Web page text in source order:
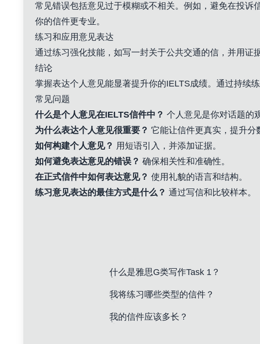
常见错误包括意见过于模糊或不相关。例如，避免在投
你的信件更专业。
练习和应用意见表达
通过练习强化技能，如写一封关于公共交通的信，并用证
结论
掌握表达个人意见能显著提升你的IELTS成绩。通过持续
常见问题
什么是个人意见在IELTS信件中？ 个人意见是你对话题的
为什么表达个人意见很重要？ 它能让信件更真实，提升分
如何构建个人意见？ 用短语引入，并添加证据。
如何避免表达意见的错误？ 确保相关性和准确性。
在正式信件中如何表达意见？ 使用礼貌的语言和结构。
练习意见表达的最佳方式是什么？ 通过写信和比较样本。
什么是雅思G类写作Task 1？
我将练习哪些类型的信件？
我的信件应该多长？